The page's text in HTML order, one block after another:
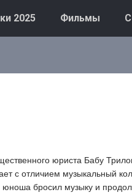
2025 Фильмы
юриста Бабу
с отличием музыкальный
юноша бросил музыку и